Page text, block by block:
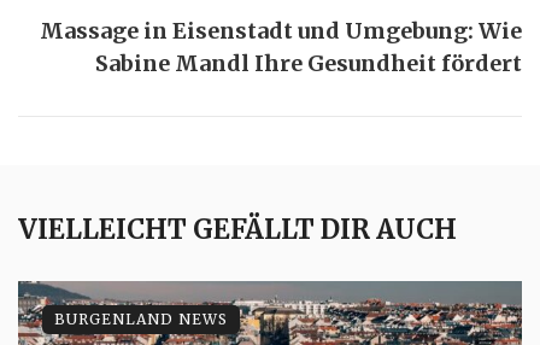
Massage in Eisenstadt und Umgebung: Wie
Sabine Mandl Ihre Gesundheit fördert
VIELLEICHT GEFÄLLT DIR AUCH
BURGENLAND NEWS